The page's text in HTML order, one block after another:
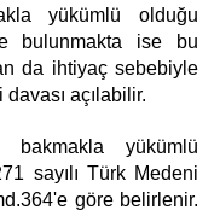
yükümlü olduğu
bulunmakta ise bu
da ihtiyaç sebebiyle
davası açılabilir.
sayılı Türk Medeni
göre belirlenir.